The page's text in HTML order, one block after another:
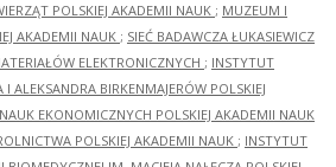
POLSKIEJ AKADEMII NAUK ; MUZEUM I
AKADEMII NAUK ; SIEĆ BADAWCZA ŁUKASIEWICZ
ELEKTRONICZNYCH ; INSTYTUT
ALEKSANDRA BIRKENMAJERÓW POLSKIEJ
EKONOMICZNYCH POLSKIEJ AKADEMII NAUK
POLSKIEJ AKADEMII NAUK ; INSTYTUT